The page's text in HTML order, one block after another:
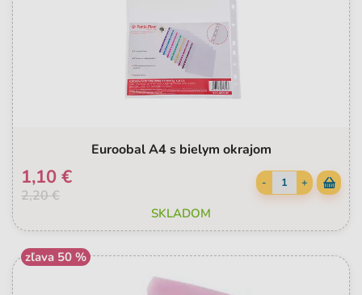
Euroobal A4 s bielym okrajom
2,20 €
1,10 € - +
SKLADOM
zľava 50 %